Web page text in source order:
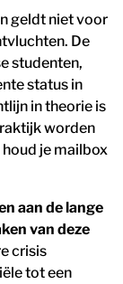
geldt niet voor
De
studenten,
status in
in theorie is
worden
je mailbox
aan de lange
van deze
crisis
tot een